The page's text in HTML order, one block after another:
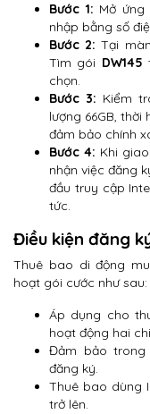
Bước 1: Mở
nhập bằng số
Bước 2: Tại
Tìm gói DW145
chọn.
Bước 3: Kiểm
lượng 66GB,
đảm bảo chính
Bước 4: Khi
nhận việc đăng
đầu truy cập
tức.
Điều kiện đăng
Thuê bao di động
hoạt gói cước như sau:
Áp dụng cho
hoạt động hai
Đảm bảo trong
đăng ký.
Thuê bao dùng
trở lên.